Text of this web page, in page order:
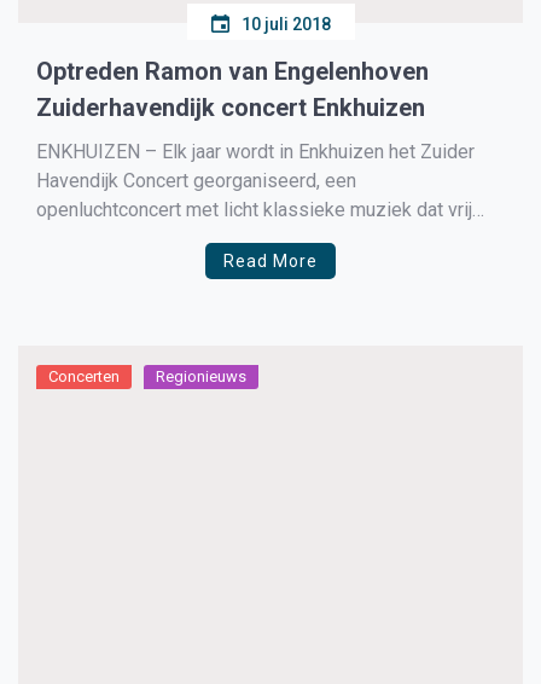
10 juli 2018
Optreden Ramon van Engelenhoven
Zuiderhavendijk concert Enkhuizen
ENKHUIZEN – Elk jaar wordt in Enkhuizen het Zuider
Havendijk Concert georganiseerd, een
openluchtconcert met licht klassieke muziek dat vrij
Read More
Concerten Regionieuws